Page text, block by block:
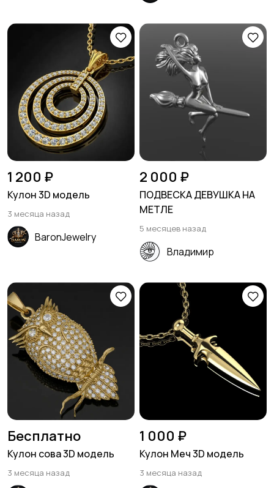
1 200 ₽
Кулон 3D модель
3 месяца назад
BaronJewelry
2 000 ₽
ПОДВЕСКА ДЕВУШКА НА
МЕТЛЕ
5 месяцев назад
Владимир
Бесплатно
Кулон сова 3D модель
3 месяца назад
1 000 ₽
Кулон Меч 3D модель
3 месяца назад